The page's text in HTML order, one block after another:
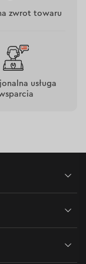
zwrot towaru
usługa